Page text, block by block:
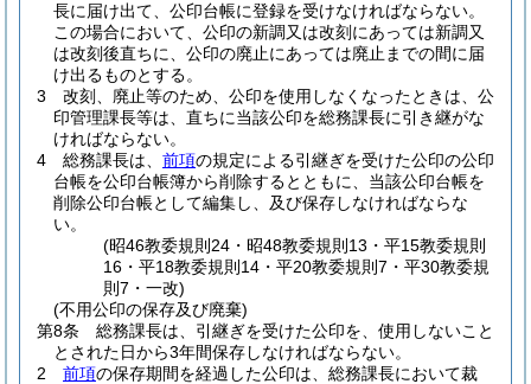
長に届け出て、公印台帳に登録を受けなければならない。
この場合において、公印の新調又は改刻にあっては新調又
は改刻後直ちに、公印の廃止にあっては廃止までの間に届
け出るものとする。
3
改刻、廃止等のため、公印を使用しなくなったときは、公
印管理課長等は、直ちに当該公印を総務課長に引き継がな
ければならない。
4
総務課長は、 前項の規定による引継ぎを受けた公印の公印
台帳を公印台帳簿から削除するとともに、当該公印台帳を
削除公印台帳として編集し、及び保存しなければならな
い。
(昭46教委規則24・昭48教委規則13・平15教委規則
16・平18教委規則14・平20教委規則7・平30教委規
則7・一改)
(不用公印の保存及び廃棄)
第8条
総務課長は、引継ぎを受けた公印を、使用しないこと
とされた日から3年間保存しなければならない。
2
前項の保存期間を経過した公印は、総務課長において裁